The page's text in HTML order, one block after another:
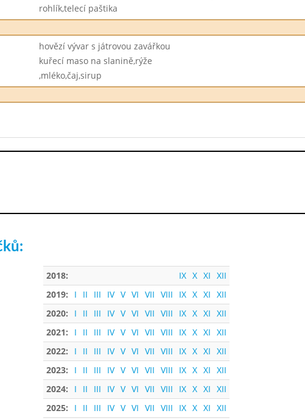
rohlík,telecí paštika
hovězí vývar s játrovou zavářkou
kuřecí maso na slanině,rýže
,mléko,čaj,sirup
2018: IX X XI XII
2019:
I II III IV V VI VII VIII IX X XI XII
2020:
I II III IV V VI VII VIII IX X XI XII
2021:
I II III IV V VI VII VIII IX X XI XII
2022:
I II III IV V VI VII VIII IX X XI XII
2023:
I II III IV V VI VII VIII IX X XI XII
2024:
I II III IV V VI VII VIII IX X XI XII
2025:
I II III IV V VI VII VIII IX X XI XII